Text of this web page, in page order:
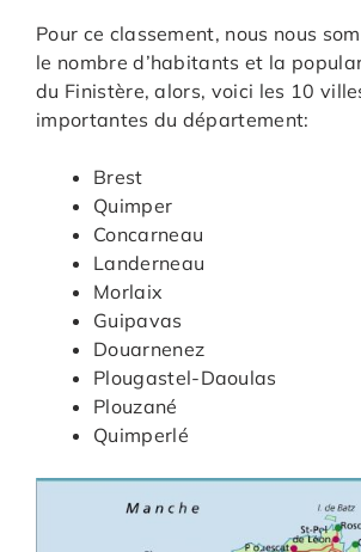
Pour ce classement, nous nous
le nombre d’habitants et la
du Finistère, alors, voici les 10
importantes du département:
Brest
Quimper
Concarneau
Landerneau
Morlaix
Guipavas
Douarnenez
Plougastel-Daoulas
Plouzané
Quimperlé